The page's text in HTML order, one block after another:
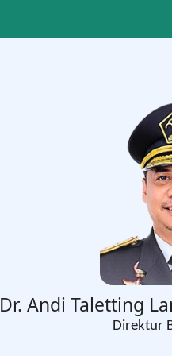
Dr. Andi Taletting
Direktur